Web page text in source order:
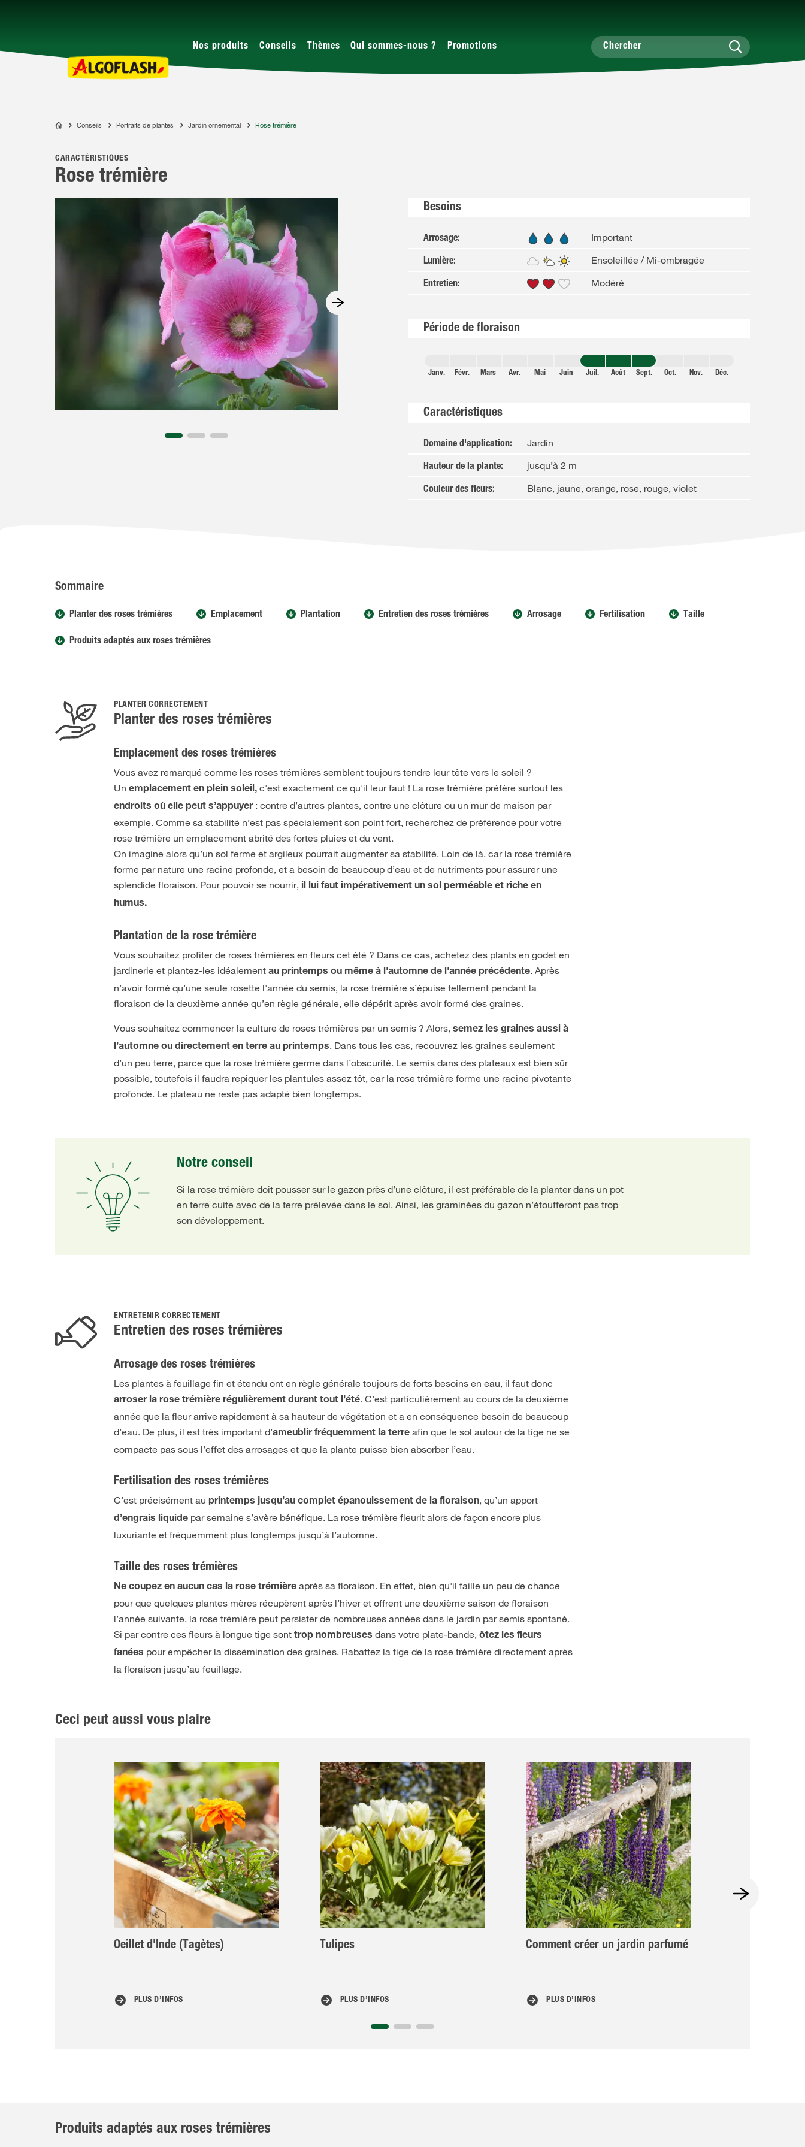
Nos produits Conseils Thèmes Qui sommes-nous ? Promotions
ALGOFLASH
Conseils Portraits de plantes Jardin ornemental Rose trémière
CARACTÉRISTIQUES
Rose trémière
Besoins
Arrosage: Important
Lumière: Ensoleillée / Mi-ombragée
Entretien: Modéré
Période de floraison
Janv. Févr. Mars Avr. Mai Juin Juil. Août Sept. Oct. Nov. Déc.
Caractéristiques
Domaine d'application: Jardin
Hauteur de la plante: jusqu’à 2 m
Couleur des fleurs: Blanc, jaune, orange, rose, rouge, violet
Sommaire
Planter des roses trémières Emplacement Plantation Entretien des roses trémières Arrosage Fertilisation Taille
Produits adaptés aux roses trémières
PLANTER CORRECTEMENT
Planter des roses trémières
Emplacement des roses trémières
Vous avez remarqué comme les roses trémières semblent toujours tendre leur tête vers le soleil ?
Unemplacement en plein soleil,c'est exactement ce qu'il leur faut ! La rose trémière préfère surtout les
endroits où elle peut s’appuyer: contre d’autres plantes, contre une clôture ou un mur de maison par
exemple. Comme sa stabilité n’est pas spécialement son point fort, recherchez de préférence pour votre
rose trémière un emplacement abrité des fortes pluies et du vent.
On imagine alors qu’un sol ferme et argileux pourrait augmenter sa stabilité. Loin de là, car la rose trémière
forme par nature une racine profonde, et a besoin de beaucoup d’eau et de nutriments pour assurer une
splendide floraison. Pour pouvoir se nourrir, il lui faut impérativement un sol perméable et riche en
humus.
Plantation de la rose trémière
Vous souhaitez profiter de roses trémières en fleurs cet été ? Dans ce cas, achetez des plants en godet en
jardinerie et plantez-les idéalementau printemps ou même à l'automne de l'année précédente. Après
n’avoir formé qu’une seule rosette l'année du semis, la rose trémière s’épuise tellement pendant la
floraison de la deuxième année qu’en règle générale, elle dépérit après avoir formé des graines.
Vous souhaitez commencer la culture de roses trémières par un semis ? Alors,semez les graines aussi à
l’automne ou directement en terre au printemps. Dans tous les cas, recouvrez les graines seulement
d’un peu terre, parce que la rose trémière germe dans l’obscurité. Le semis dans des plateaux est bien sûr
possible, toutefois il faudra repiquer les plantules assez tôt, car la rose trémière forme une racine pivotante
profonde. Le plateau ne reste pas adapté bien longtemps.
Notre conseil
Si la rose trémière doit pousser sur le gazon près d’une clôture, il est préférable de la planter dans un pot
en terre cuite avec de la terre prélevée dans le sol. Ainsi, les graminées du gazon n’étoufferont pas trop
son développement.
ENTRETENIR CORRECTEMENT
Entretien des roses trémières
Arrosage des roses trémières
Les plantes à feuillage fin et étendu ont en règle générale toujours de forts besoins en eau, il faut donc
arroser la rose trémière régulièrement durant tout l’été. C’est particulièrement au cours de la deuxième
année que la fleur arrive rapidement à sa hauteur de végétation et a en conséquence besoin de beaucoup
d’eau. De plus, il est très important d’ameublir fréquemment la terre afin que le sol autour de la tige ne se
compacte pas sous l’effet des arrosages et que la plante puisse bien absorber l’eau.
Fertilisation des roses trémières
C’est précisément auprintemps jusqu’au complet épanouissement de la floraison, qu’un apport
d’engrais liquide par semaine s’avère bénéfique. La rose trémière fleurit alors de façon encore plus
luxuriante et fréquemment plus longtemps jusqu’à l’automne.
Taille des roses trémières
Ne coupez en aucun cas la rose trémière après sa floraison. En effet, bien qu'il faille un peu de chance
pour que quelques plantes mères récupèrent après l’hiver et offrent une deuxième saison de floraison
l’année suivante, la rose trémière peut persister de nombreuses années dans le jardin par semis spontané.
Si par contre ces fleurs à longue tige sonttrop nombreuses dans votre plate-bande,ôtez les fleurs
fanées pour empêcher la dissémination des graines. Rabattez la tige de la rose trémière directement après
la floraison jusqu’au feuillage.
Ceci peut aussi vous plaire
Oeillet d'Inde (Tagètes)
PLUS D’INFOS
Tulipes
PLUS D’INFOS
Comment créer un jardin parfumé
PLUS D’INFOS
Produits adaptés aux roses trémières